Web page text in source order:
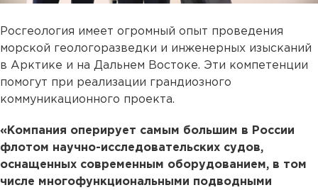
Росгеология имеет огромный опыт проведения
морской геологоразведки и инженерных изысканий
в Арктике и на Дальнем Востоке. Эти компетенции
помогут при реализации грандиозного
коммуникационного проекта.
«Компания оперирует самым большим в России
флотом научно-исследовательских судов,
оснащенных современным оборудованием, в том
числе многофункциональными подводными